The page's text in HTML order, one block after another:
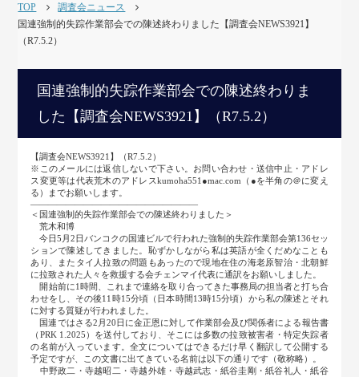
TOP
調査会ニュース
国連強制的失踪作業部会での陳述終わりました【調査会NEWS3921】
（R7.5.2）
国連強制的失踪作業部会での陳述終わりま
した【調査会NEWS3921】（R7.5.2）
【調査会NEWS3921】（R7.5.2）
※このメールには返信しないで下さい。お問い合わせ・送信中止・アドレ
ス変更等は代表荒木のアドレスkumoha551●mac.com（●を半角の＠に変え
る）までお願いします。
―――――――――――――――――――
＜国連強制的失踪作業部会での陳述終わりました＞
荒木和博
今日5月2日バンコクの国連ビルで行われた強制的失踪作業部会第136セッ
ションで陳述してきました。恥ずかしながら私は英語が全くだめなことも
あり、またタイ人拉致の問題もあったので現地在住の海老原智治・北朝鮮
に拉致された人々を救援する会チェンマイ代表に通訳をお願いしました。
開始前に1時間、これまで連絡を取り合ってきた事務局の担当者と打ち合
わせをし、その後11時15分頃（日本時間13時15分頃）から私の陳述とそれ
に対する質疑が行われました。
国連ではさる2月20日に金正恩に対して作業部会及び関係者による報告書
（PRK 1.2025）を送付しており、そこには多数の拉致被害者・特定失踪者
の名前が入っています。全文についてはできるだけ早く翻訳して公開する
予定ですが、この文書に出てきている名前は以下の通りです（敬称略）。
中野政二・寺越昭二・寺越外雄・寺越武志・紙谷圭剛・紙谷礼人・紙谷